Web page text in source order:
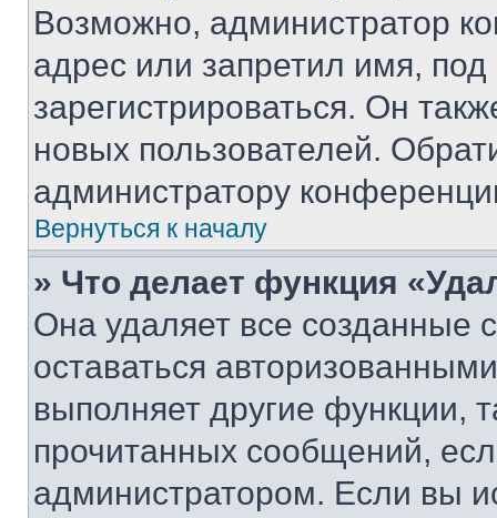
Возможно, администратор
адрес или запретил имя,
зарегистрироваться. Он
новых пользователей.
администратору
Вернуться к началу
» Что делает функция
Она удаляет все созданные
оставаться
выполняет другие функции,
прочитанных сообщений,
администратором. Если вы